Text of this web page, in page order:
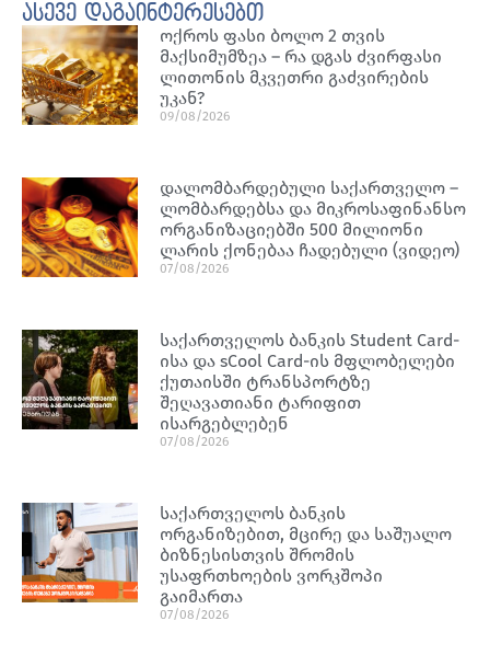
ასევე დაგაინტერესებთ
ოქროს ფასი ბოლო 2 თვის
მაქსიმუმზეა – რა დგას ძვირფასი
ლითონის მკვეთრი გაძვირების
უკან?
09/08/2026
დალომბარდებული საქართველო –
ლომბარდებსა და მიკროსაფინანსო
ორგანიზაციებში 500 მილიონი
ლარის ქონებაა ჩადებული (ვიდეო)
07/08/2026
საქართველოს ბანკის Student Card-
ისა და sCool Card-ის მფლობელები
ქუთაისში ტრანსპორტზე
შეღავათიანი ტარიფით
ისარგებლებენ
07/08/2026
საქართველოს ბანკის
ორგანიზებით, მცირე და საშუალო
ბიზნესისთვის შრომის
უსაფრთხოების ვორკშოპი
გაიმართა
07/08/2026